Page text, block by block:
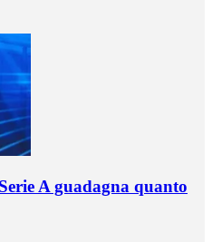
A guadagna quanto